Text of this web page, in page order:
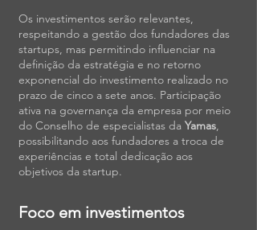
Os investimentos serão relevantes,
respeitando a gestão dos fundadores das
startups, mas permitindo influenciar na
definição da estratégia e no retorno
exponencial do investimento realizado no
prazo de cinco a sete anos. Participação
ativa na governança da empresa por meio
do Conselho de especialistas da Yamas,
possibilitando aos fundadores a troca de
experiências e total dedicação aos
objetivos da startup.
Foco em investimentos